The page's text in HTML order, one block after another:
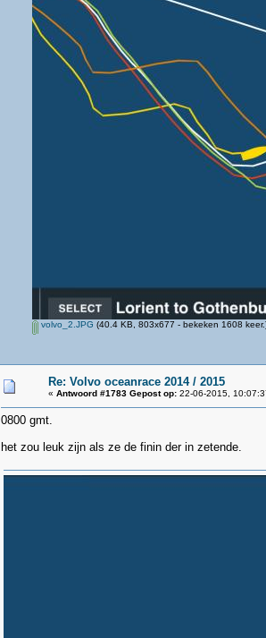
volvo_2.JPG (40.4 KB, 803x677 - bekeken 1608
Re: Volvo oceanrace 2014 / 2015
« Antwoord #1783 Gepost op: 22-06-2015,
0800 gmt.
het zou leuk zijn als ze de finin der in zetende.